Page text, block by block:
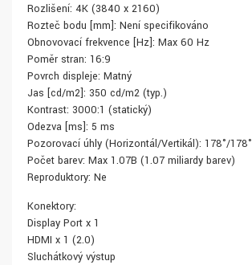
Rozlišení: 4K (3840 x 2160)
Rozteč bodu [mm]: Není specifikováno
Obnovovací frekvence [Hz]: Max 60 Hz
Poměr stran: 16:9
Povrch displeje: Matný
Jas [cd/m2]: 350 cd/m2 (typ.)
Kontrast: 3000:1 (statický)
Odezva [ms]: 5 ms
Pozorovací úhly (Horizontál/Vertikál): 178°/178°
Počet barev: Max 1.07B (1.07 miliardy barev)
Reproduktory: Ne
Konektory:
Display Port x 1
HDMI x 1 (2.0)
Sluchátkový výstup